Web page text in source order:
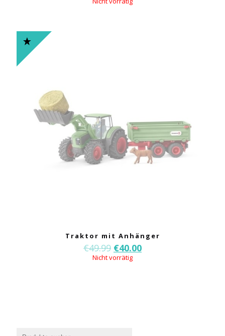
Traktor mit Anhänger
€49.99 €40.00
Nicht vorrätig